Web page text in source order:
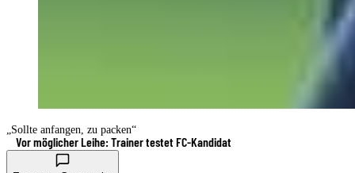
„Sollte anfangen, zu packen“
Vor möglicher Leihe: Trainer testet FC-Kandidat